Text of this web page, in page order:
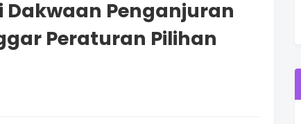
Dakwaan Penganjuran
Peraturan Pilihan